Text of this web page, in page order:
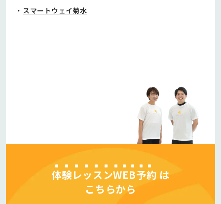
スマートウェイ菊水
体験レッスンWEB予約 は
こちらから